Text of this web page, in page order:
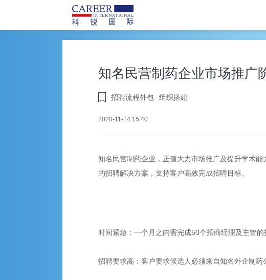
知名民营制药企业市场推广
招聘流程外包 组织搭建
2020-11-14 15:40
知名民营制药企业，正值大力市场推广及提升学术
的招聘解决方案，支持客户高效完成招聘目标。
时间紧急：一个月之内需完成50个招商经理及主管的
招聘要求高：客户要求候选人必须来自知名外企制